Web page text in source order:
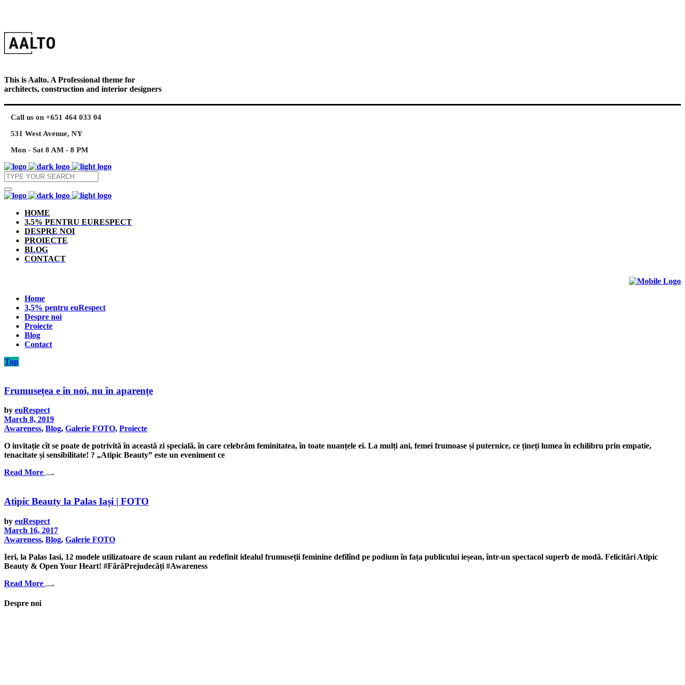
This is Aalto. A Professional theme for
architects, construction and interior designers
Call us on +651 464 033 04
531 West Avenue, NY
Mon - Sat 8 AM - 8 PM
HOME
3,5% PENTRU EURESPECT
DESPRE NOI
PROIECTE
BLOG
CONTACT
Home
3,5% pentru euRespect
Despre noi
Proiecte
Blog
Contact
Top
Frumusețea e în noi, nu în aparențe
by euRespect
March 8, 2019
Awareness, Blog, Galerie FOTO, Proiecte
O invitație cît se poate de potrivită în această zi specială, în care celebrăm feminitatea, în toate nuanțele ei. La mulți ani, femei frumoase și puternice, ce țineți lumea în echilibru prin empatie,
tenacitate și sensibilitate! ? „Atipic Beauty” este un eveniment ce
Read More
Atipic Beauty la Palas Iași | FOTO
by euRespect
March 16, 2017
Awareness, Blog, Galerie FOTO
Ieri, la Palas Iasi, 12 modele utilizatoare de scaun rulant au redefinit idealul frumuseții feminine defilînd pe podium în fața publicului ieșean, într-un spectacol superb de modă. Felicitări Atipic
Beauty & Open Your Heart! #FărăPrejudecăți #Awareness
Read More
Despre noi